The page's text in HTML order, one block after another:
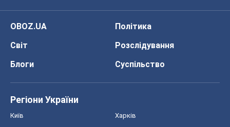
OBOZ.UA
Політика
Світ
Розслідування
Блоги
Суспільство
Регіони України
Київ Харків